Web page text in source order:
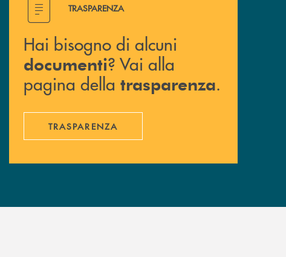
TRASPARENZA
Hai bisogno di alcuni
documenti? Vai alla
pagina della trasparenza.
TRASPARENZA